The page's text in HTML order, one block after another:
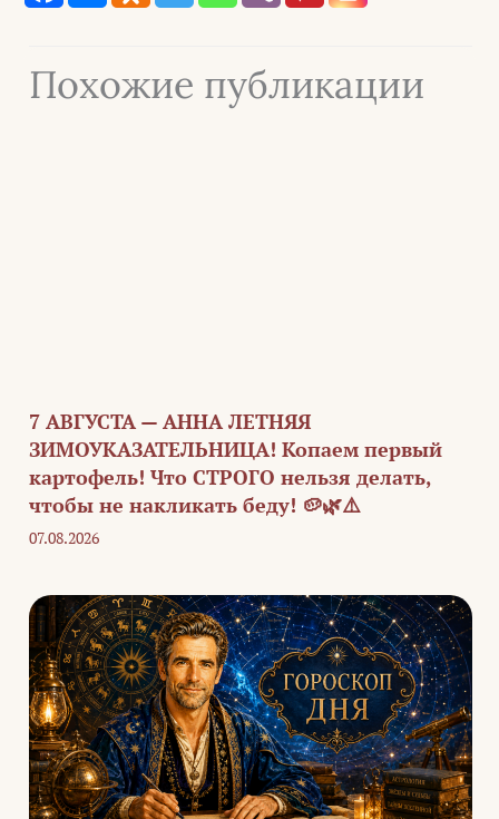
Похожие публикации
7 АВГУСТА — АННА ЛЕТНЯЯ
ЗИМОУКАЗАТЕЛЬНИЦА! Копаем первый
картофель! Что СТРОГО нельзя делать,
чтобы не накликать беду! 🥔🌿⚠️
07.08.2026